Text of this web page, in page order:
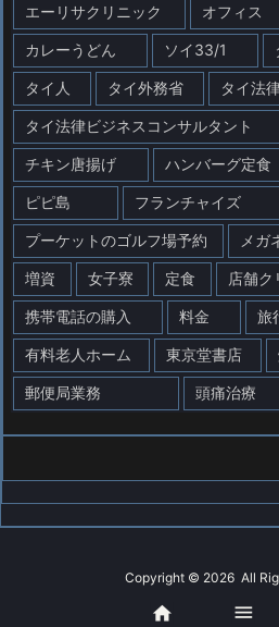
エーリサクリニック オフィス
カレーうどん ソイ33/1
タイ人 タイ外務省 タイ法
タイ法律ビジネスコンサルタント
チキン唐揚げ ハンバーグ定食
ピピ島 フランチャイズ
プーケットのゴルフ場予約 メガ
増資 女子寮 定食 店舗ク
携帯電話の購入 料金 旅
有料老人ホーム 東京堂書店
郵便局業務 頭痛治療
Copyright © 2026 All
WordPress Luxeritas Theme is
 